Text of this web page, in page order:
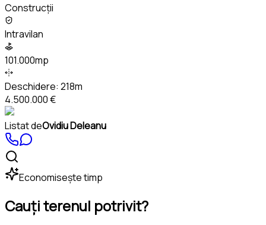
Construcții
Intravilan
101.000mp
Deschidere: 218m
4.500.000 €
Listat deOvidiu Deleanu
Economisește timp
Cauți terenul potrivit?